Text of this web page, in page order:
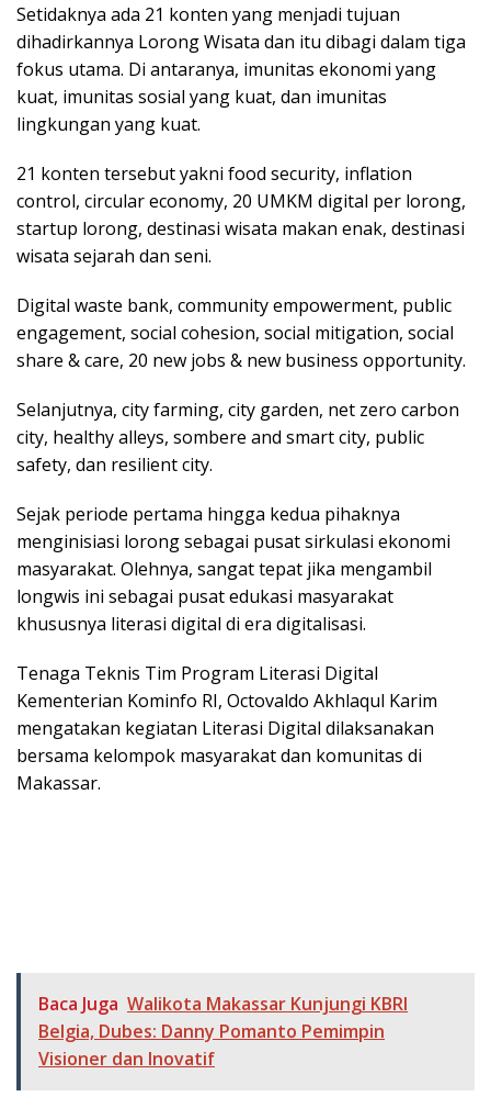
Setidaknya ada 21 konten yang menjadi tujuan
dihadirkannya Lorong Wisata dan itu dibagi dalam tiga
fokus utama. Di antaranya, imunitas ekonomi yang
kuat, imunitas sosial yang kuat, dan imunitas
lingkungan yang kuat.
21 konten tersebut yakni food security, inflation
control, circular economy, 20 UMKM digital per lorong,
startup lorong, destinasi wisata makan enak, destinasi
wisata sejarah dan seni.
Digital waste bank, community empowerment, public
engagement, social cohesion, social mitigation, social
share & care, 20 new jobs & new business opportunity.
Selanjutnya, city farming, city garden, net zero carbon
city, healthy alleys, sombere and smart city, public
safety, dan resilient city.
Sejak periode pertama hingga kedua pihaknya
menginisiasi lorong sebagai pusat sirkulasi ekonomi
masyarakat. Olehnya, sangat tepat jika mengambil
longwis ini sebagai pusat edukasi masyarakat
khususnya literasi digital di era digitalisasi.
Tenaga Teknis Tim Program Literasi Digital
Kementerian Kominfo RI, Octovaldo Akhlaqul Karim
mengatakan kegiatan Literasi Digital dilaksanakan
bersama kelompok masyarakat dan komunitas di
Makassar.
Baca Juga Walikota Makassar Kunjungi KBRI
Belgia, Dubes: Danny Pomanto Pemimpin
Visioner dan Inovatif